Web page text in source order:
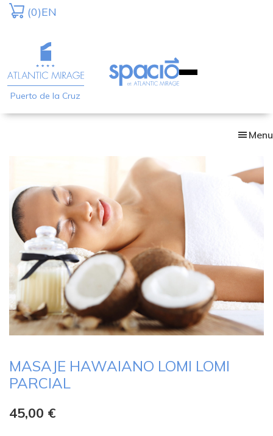
Skip
content
(0)EN
Puerto de la Cruz
Menu
MASAJE HAWAIANO LOMI LOMI
PARCIAL
45,00 €